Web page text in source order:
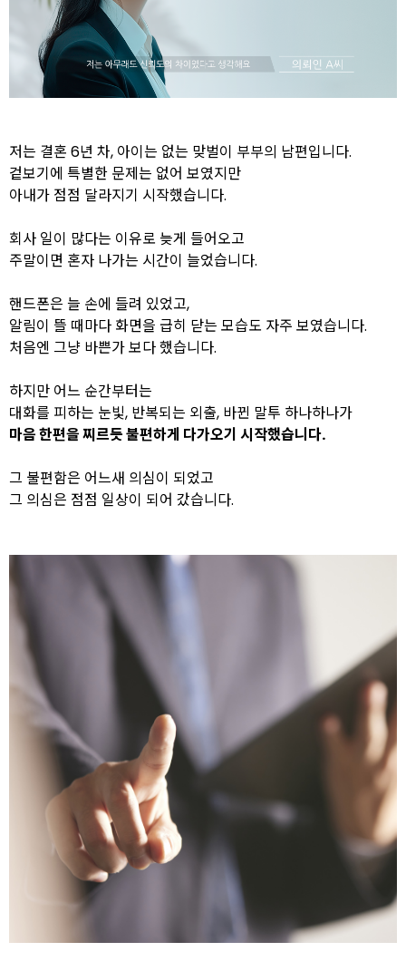
저는 결혼 6년 차, 아이는 없는 맞벌이 부부의 남편입니다.
겉보기에 특별한 문제는 없어 보였지만
아내가 점점 달라지기 시작했습니다.
회사 일이 많다는 이유로 늦게 들어오고
주말이면 혼자 나가는 시간이 늘었습니다.
핸드폰은 늘 손에 들려 있었고,
알림이 뜰 때마다 화면을 급히 닫는 모습도 자주 보였습니다.
처음엔 그냥 바쁜가 보다 했습니다.
하지만 어느 순간부터는
대화를 피하는 눈빛, 반복되는 외출, 바뀐 말투 하나하나가
마음 한편을 찌르듯 불편하게 다가오기 시작했습니다.
그 불편함은 어느새 의심이 되었고
그 의심은 점점 일상이 되어 갔습니다.